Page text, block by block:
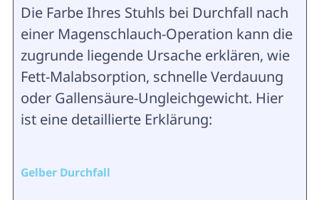
Die Farbe Ihres Stuhls bei Durchfall nach
einer Magenschlauch-Operation kann die
zugrunde liegende Ursache erklären, wie
Fett-Malabsorption, schnelle Verdauung
oder Gallensäure-Ungleichgewicht. Hier
ist eine detaillierte Erklärung:
Gelber Durchfall